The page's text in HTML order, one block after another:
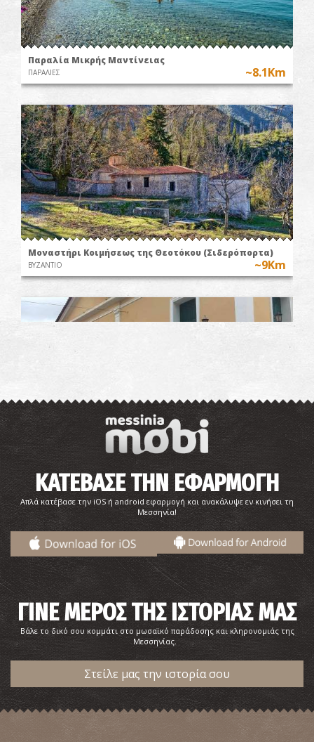
Παραλία Μικρής Μαντίνειας
ΠΑΡΑΛΙΕΣ ~8.1Km
Μοναστήρι Κοιμήσεως της Θεοτόκου (Σιδερόπορτα)
ΒΥΖΑΝΤΙΟ ~9Km
Μουσείο Χαρακτικής Τάκη Κατσουλίδη
ΜΟΥΣΕΙΑ ~9.6Km
ΚΑΤΕΒΑΣΕ ΤΗΝ ΕΦΑΡΜΟΓΗ
Απλά κατέβασε την iOS ή android εφαρμογή και ανακάλυψε εν κινήσει τη
Μεσσηνία!
ΓΙΝΕ ΜΕΡΟΣ ΤΗΣ ΙΣΤΟΡΙΑΣ ΜΑΣ
Βάλε το δικό σου κομμάτι στο μωσαϊκό παράδοσης και κληρονομιάς της
Μεσσηνίας.
Στείλε μας την ιστορία σου